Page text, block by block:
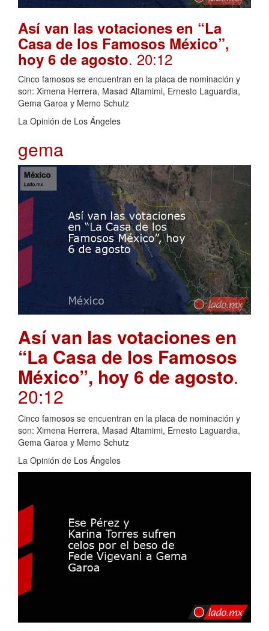
Así van las votaciones en “La
Casa de los Famosos México”,
hoy 6 de agosto. 20:12
Cinco famosos se encuentran en la placa de nominación y
son: Ximena Herrera, Masad Altamimi, Ernesto Laguardia,
Gema Garoa y Memo Schutz
La Opinión de Los Ángeles
gema
Así van las votaciones en
“La Casa de los Famosos
México”, hoy 6 de agosto.
20:12
Cinco famosos se encuentran en la placa de nominación y
son: Ximena Herrera, Masad Altamimi, Ernesto Laguardia,
Gema Garoa y Memo Schutz
La Opinión de Los Ángeles